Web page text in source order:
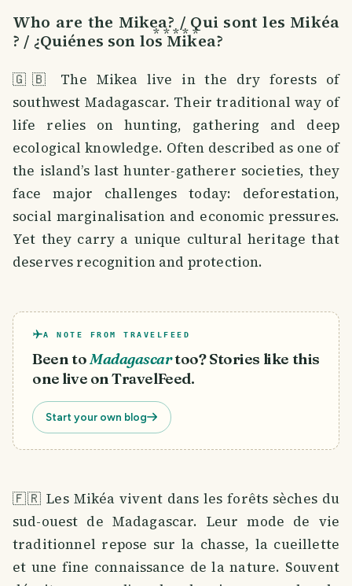
* * * * *
Who are the Mikea? / Qui sont les Mikéa
? / ¿Quiénes son los Mikea?
🇬🇧 The Mikea live in the dry forests of
southwest Madagascar. Their traditional way of
life relies on hunting, gathering and deep
ecological knowledge. Often described as one of
the island’s last hunter-gatherer societies, they
face major challenges today: deforestation,
social marginalisation and economic pressures.
Yet they carry a unique cultural heritage that
deserves recognition and protection.
A NOTE FROM TRAVELFEED
Been toMadagascartoo? Stories like this
one live on TravelFeed.
Start your own blog
🇫🇷 Les Mikéa vivent dans les forêts sèches du
sud-ouest de Madagascar. Leur mode de vie
traditionnel repose sur la chasse, la cueillette
et une fine connaissance de la nature. Souvent